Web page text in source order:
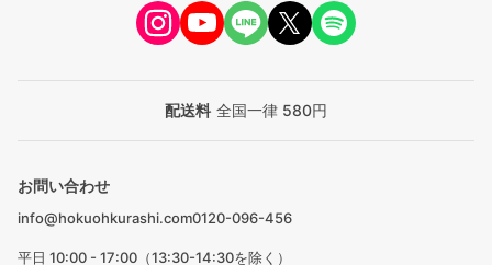
配送料 全国一律 580円
お問い合わせ
info@hokuohkurashi.com0120-096-456
平日 10:00 - 17:00（13:30-14:30を除く）